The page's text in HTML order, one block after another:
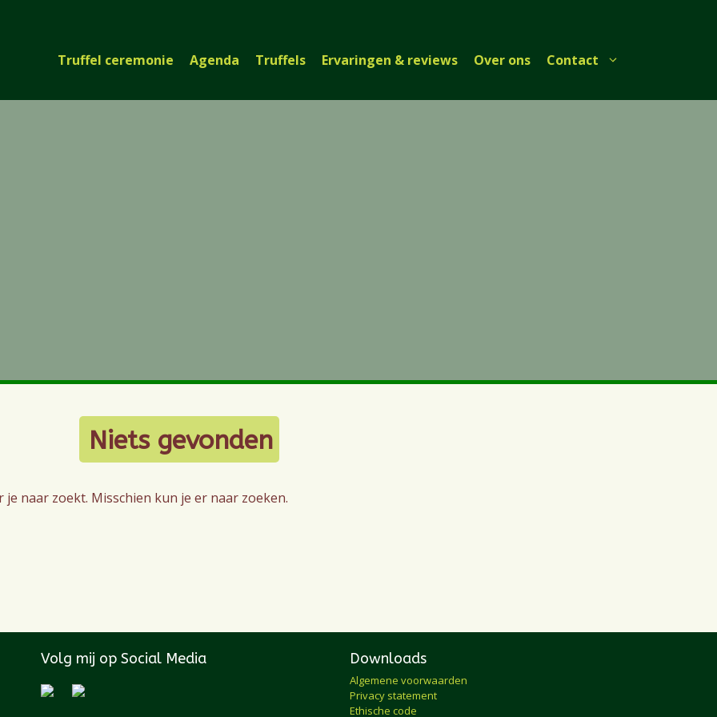
Truffel ceremonie Agenda Truffels Ervaringen & reviews Over ons Contact
Niets gevonden
naar zoekt. Misschien kun je er naar zoeken.
Volg mij op Social Media Downloads
Algemene voorwaarden
Privacy statement
Ethische code